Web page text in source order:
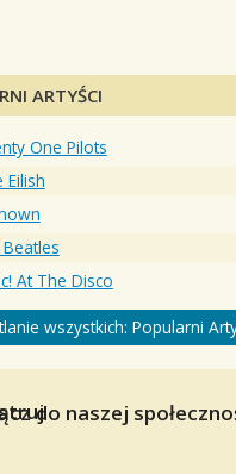
ARTYŚCI
One Pilots
Eilish
At The Disco
wszystkich: Popularni
do naszej